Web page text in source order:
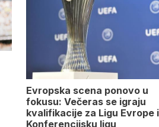
Evropska scena ponovo u
fokusu: Večeras se igraju
kvalifikacije za Ligu Evrope i
Konferencijsku ligu